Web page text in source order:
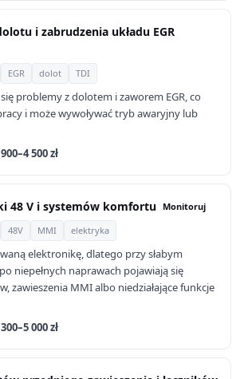
i zabrudzenia układu EGR
EGR dolot TDI
problemy z dolotem i zaworem EGR, co
i może wywoływać tryb awaryjny lub
900–4 500 zł
48 V i systemów komfortu Monitoruj
48V MMI elektryka
elektronikę, dlatego przy słabym
niepełnych naprawach pojawiają się
zawieszenia MMI albo niedziałające funkcje
300–5 000 zł